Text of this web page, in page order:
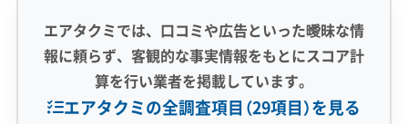
の細かい土埃がエアコン内部で油分とくっつく
と、水で流れにくい頑固な汚れに変わってしま
います。
エアタクミでは、口コミや広告といった曖昧な情
報に頼らず、客観的な事実情報をもとにスコア計
算を行い業者を掲載しています。
エアタクミの全調査項目（29項目）を見る